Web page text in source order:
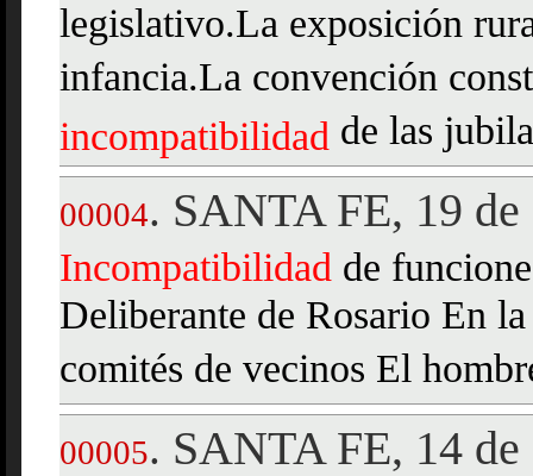
legislativo.La exposición
infancia.La convención
incompatibilidad de las
00004. SANTA FE, 19
Incompatibilidad de
Deliberante de Rosario En
comités de vecinos El
00005. SANTA FE, 14